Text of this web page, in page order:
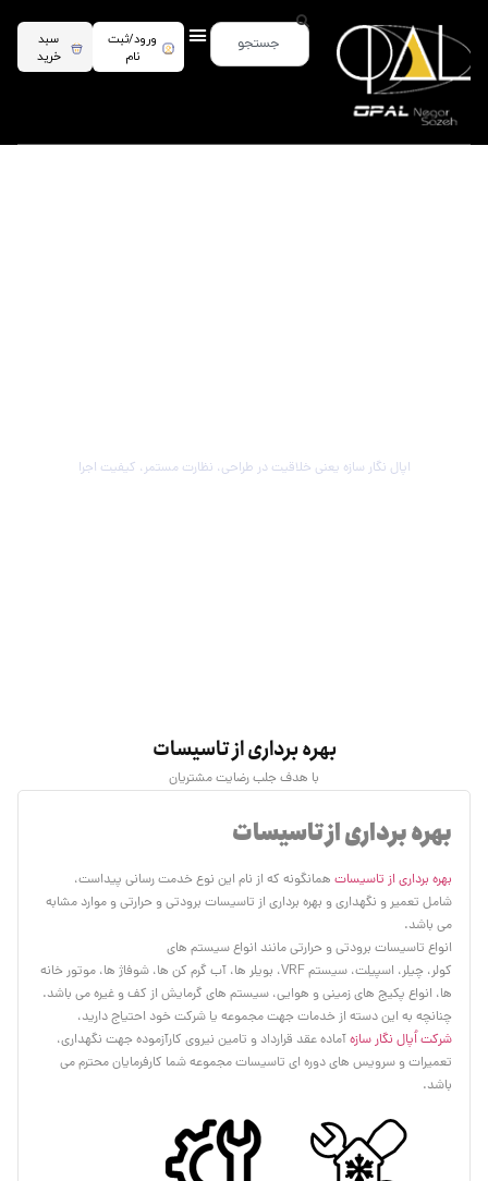
ورود/ثبت
نام
سبد
خرید
اپال نگار سازه یعنی خلاقیت در طراحی، نظارت مستمر، کیفیت اجرا
بهره برداری از تاسیسات
با هدف جلب رضایت مشتریان
بهره برداری از تاسیسات
بهره برداری از تاسیسات همانگونه که از نام این نوع خدمت رسانی پیداست،
شامل تعمیر و نگهداری و بهره برداری از تاسیسات برودتی و حرارتی و موارد مشابه
می باشد.
انواع تاسیسات برودتی و حرارتی مانند انواع سیستم های
کولر، چیلر، اسپیلت، سیستم VRF، بویلر ها، آب گرم کن ها، شوفاژ ها، موتور خانه
ها، انواع پکیج های زمینی و هوایی، سیستم های گرمایش از کف و غیره می باشد.
چنانچه به این دسته از خدمات جهت مجموعه یا شرکت خود احتیاج دارید،
شرکت اُپال نگار سازهآماده عقد قرارداد و تامین نیروی کارآزموده جهت نگهداری،
تعمیرات و سرویس های دوره ای تاسیسات مجموعه شما کارفرمایان محترم می
باشد.